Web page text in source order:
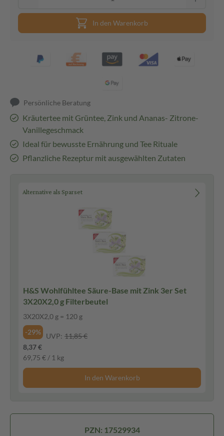
In den Warenkorb
Persönliche Beratung
Kräutertee mit Grüntee, Zink und Ananas- Zitrone-
Vanillegeschmack
Ideal für bewusste Ernährung und Tee Rituale
Pflanzliche Rezeptur mit ausgewählten Zutaten
Alternative als Sparset
H&S Wohlfühltee Säure-Base mit Zink 3er Set
3X20X2,0 g Filterbeutel
3X20X2,0 g = 120 g
-29%
UVP: 11,85 €
8,37 €
69,75 € / 1 kg
In den Warenkorb
PZN: 17529934